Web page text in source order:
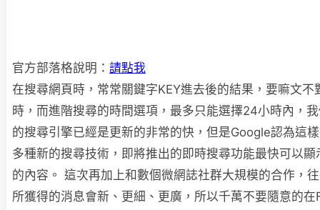
官方部落格說明： 請點我
在搜尋網頁時，常常關鍵字KEY進去後的結果，要嘛文不
時，而進階搜尋的時間選項，最多只能選擇24小時內，
的搜尋引擎已經是更新的非常的快，但是Google認為這
多種新的搜尋技術，即將推出的即時搜尋功能最快可以
的內容。 這次再加上和數個微網誌社群大規模的合作，
所獲得的消息會新、更細、更廣，所以千萬不要隨意的